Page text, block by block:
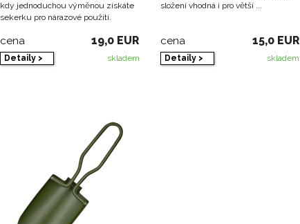
kdy jednoduchou výměnou získáte
sekerku pro nárazové použití.
cena 19,0 EUR
Detaily > skladem
složení vhodná i pro větší ...
cena 15,0 EUR
Detaily > skladem